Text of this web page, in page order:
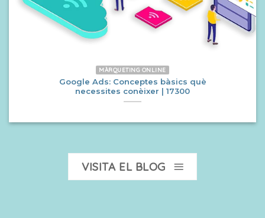
MÀRQUETING ONLINE
Google Ads: Conceptes bàsics què
necessites conèixer | 17300
VISITA EL BLOG